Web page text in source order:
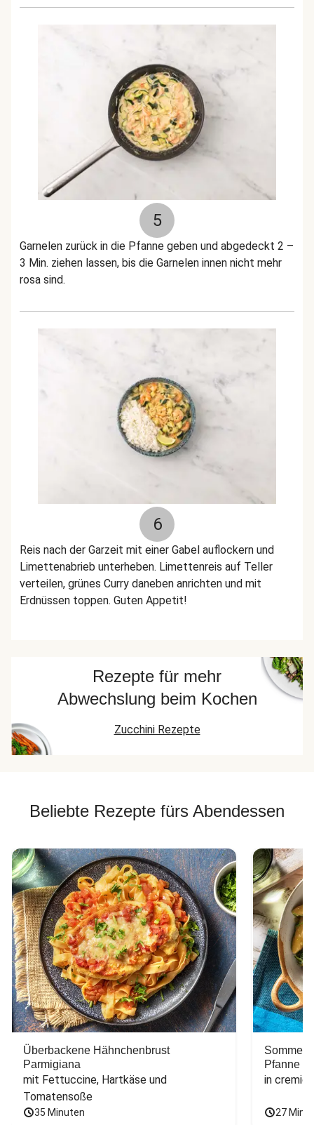
5
Garnelen zurück in die Pfanne geben und abgedeckt 2 –
3 Min. ziehen lassen, bis die Garnelen innen nicht mehr
rosa sind.
6
Reis nach der Garzeit mit einer Gabel auflockern und
Limettenabrieb unterheben. Limettenreis auf Teller
verteilen, grünes Curry daneben anrichten und mit
Erdnüssen toppen. Guten Appetit!
Rezepte für mehr
Abwechslung beim Kochen
Zucchini Rezepte
Beliebte Rezepte fürs Abendessen
Überbackene Hähnchenbrust
Parmigiana
mit Fettuccine, Hartkäse und
Tomatensoße
35 Minuten
Pfanne
in
27